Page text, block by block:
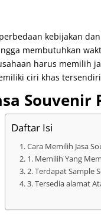
kebijakan
membutuhkan
harus memilih
ciri khas
Souvenir
Daftar Isi
Cara Memilih Jasa
1. Memilih Yang
2. Terdapat Sample
3. Tersedia alamat